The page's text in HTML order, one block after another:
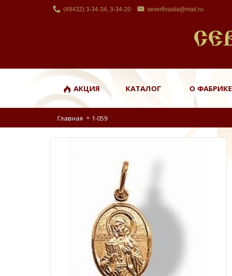
(49432) 3-34-34, 3-34-20 severfivaida@mail.ru
АКЦИЯ КАТАЛОГ О ФАБРИКЕ
Главная 1-059